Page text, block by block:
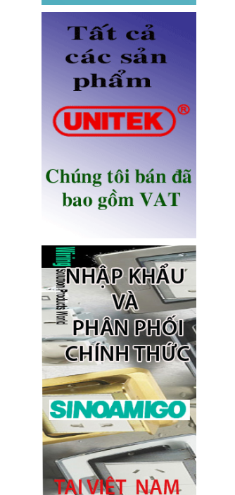
Ổ điện âm bàn Sinoamigo STS-
R90B-2 chính hãng
Ổ điện âm bàn đảo bếp có sạc
không dây 15W, USB-C -
Novalink KA-01
Giá: 2,650,000 VNĐ
Ổ cắm âm bàn đảo bếp nâng
hạ, tích hợp sạc không dây, loa
bluetooth Sinoamigo STP-
2AB/Pub+Qi